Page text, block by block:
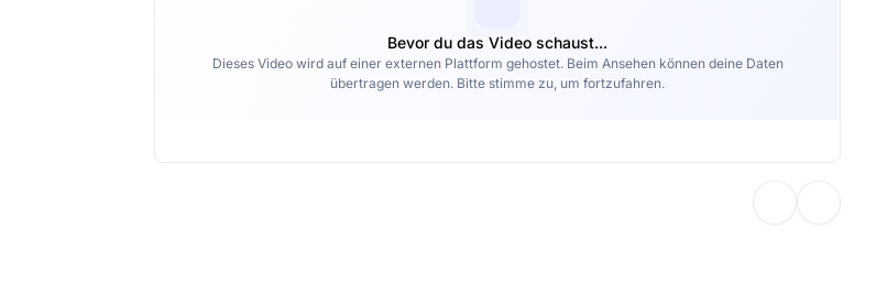
Bevor du das Video schaust...
Dieses Video wird auf einer externen Plattform gehostet. Beim Ansehen können deine Daten
übertragen werden. Bitte stimme zu, um fortzufahren.